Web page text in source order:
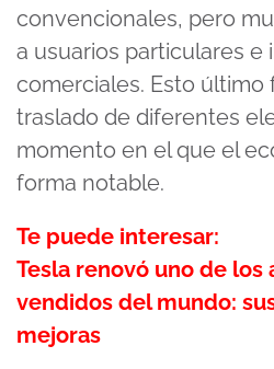
convencionales, pero
a usuarios particulares e
comerciales. Esto
traslado de diferentes
momento en el que el
forma notable.
Te puede interesar:
Tesla renovó uno de los
vendidos del mundo:
mejoras